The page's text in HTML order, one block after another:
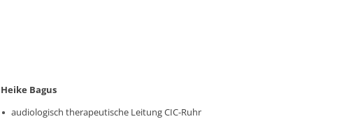
Heike Bagus
au­dio­lo­gisch the­ra­peu­ti­sche Leitung CIC-Ruhr